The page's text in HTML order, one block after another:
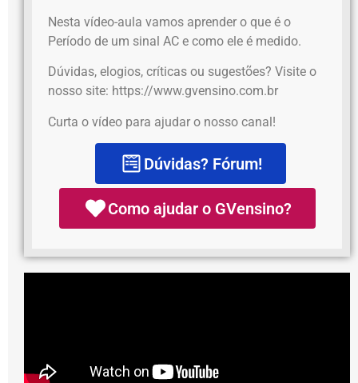
Nesta vídeo-aula vamos aprender o que é o
Período de um sinal AC e como ele é medido.
Dúvidas, elogios, críticas ou sugestões? Visite o
nosso site: https://www.gvensino.com.br
Curta o vídeo para ajudar o nosso canal!
Dúvidas? Fórum!
Como ajudar o GVensino?